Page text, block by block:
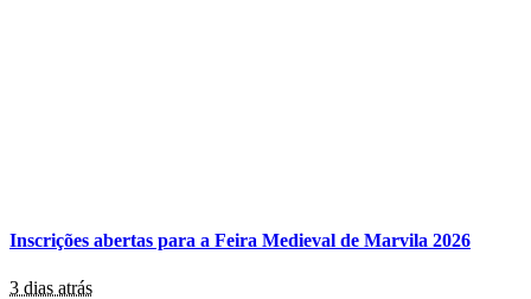
Inscrições abertas para a Feira Medieval de Marvila 2026
3 dias atrás